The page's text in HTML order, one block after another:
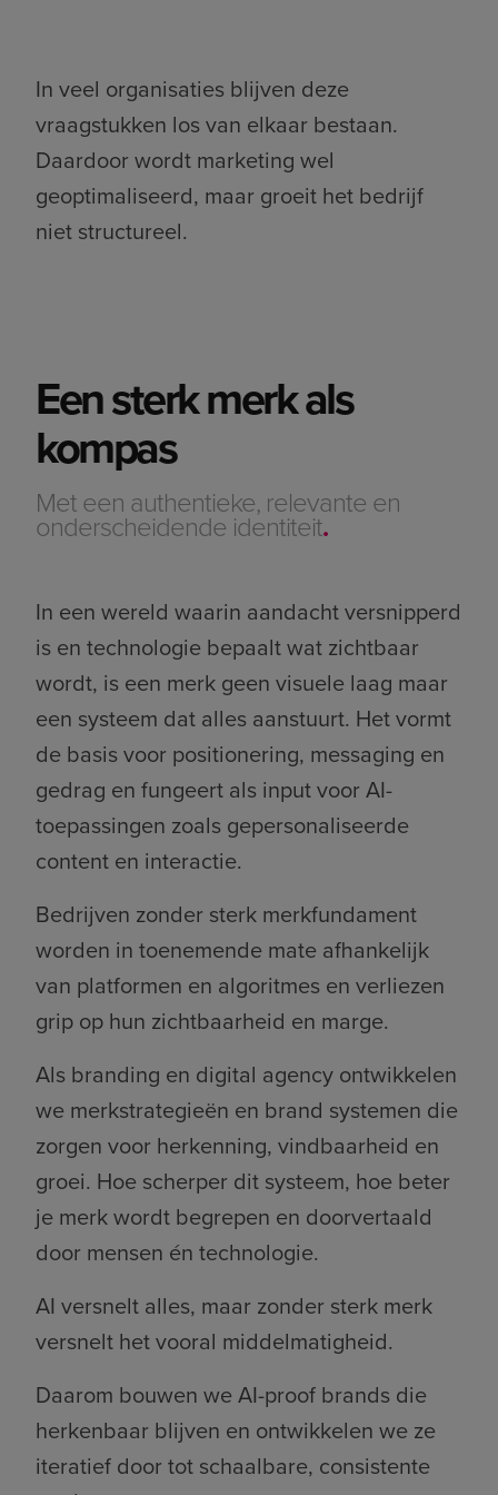
Stories
Trends en ontwikkelingen die je niet
mag missen.
BEKIJK ALLE STORIES
We're hiring
In veel organisaties blijven deze
vraagstukken los van elkaar bestaan.
Daardoor wordt marketing wel
geoptimaliseerd, maar groeit het bedrijf
niet structureel.
Een sterk merk als
kompas
Met een authentieke, relevante en
onderscheidende identiteit.
In een wereld waarin aandacht versnipperd
is en technologie bepaalt wat zichtbaar
wordt, is een merk geen visuele laag maar
een systeem dat alles aanstuurt. Het vormt
de basis voor positionering, messaging en
gedrag en fungeert als input voor AI-
toepassingen zoals gepersonaliseerde
content en interactie.
Bedrijven zonder sterk merkfundament
worden in toenemende mate afhankelijk
van platformen en algoritmes en verliezen
grip op hun zichtbaarheid en marge.
Als branding en digital agency ontwikkelen
we merkstrategieën en brand systemen die
zorgen voor herkenning, vindbaarheid en
groei. Hoe scherper dit systeem, hoe beter
je merk wordt begrepen en doorvertaald
door mensen én technologie.
AI versnelt alles, maar zonder sterk merk
versnelt het vooral middelmatigheid.
Daarom bouwen we AI-proof brands die
herkenbaar blijven en ontwikkelen we ze
iteratief door tot schaalbare, consistente